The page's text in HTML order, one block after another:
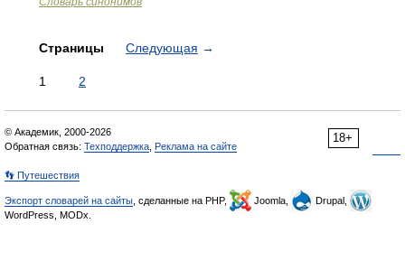
Страницы Следующая →
1 2
18+
© Академик, 2000-2026
Обратная связь: Техподдержка Реклама на сайте
👣 Путешествия
Экспорт словарей на сайты , сделанные на PHP, Joomla,
Drupal,
WordPress, MODx.